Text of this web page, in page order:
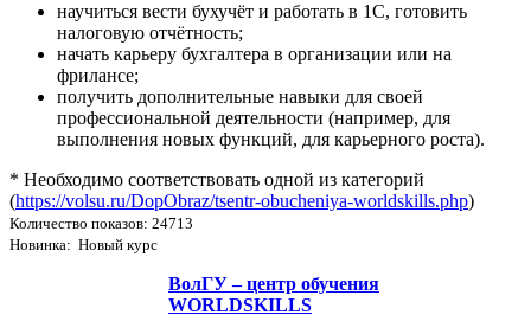
научиться вести бухучёт и работать в 1С, готовить
налоговую отчётность;
начать карьеру бухгалтера в организации или на
фрилансе;
получить дополнительные навыки для своей
профессиональной деятельности (например, для
выполнения новых функций, для карьерного роста).
* Необходимо соответствовать одной из категорий
(https://volsu.ru/DopObraz/tsentr-obucheniya-worldskills.php)
Количество показов: 24713
Новинка: Новый курс
ВолГУ – центр обучения
WORLDSKILLS